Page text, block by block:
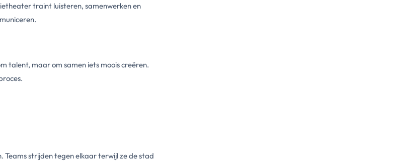
traint luisteren, samenwerken en
talent, maar om samen iets moois creëren.
strijden tegen elkaar terwijl ze de stad